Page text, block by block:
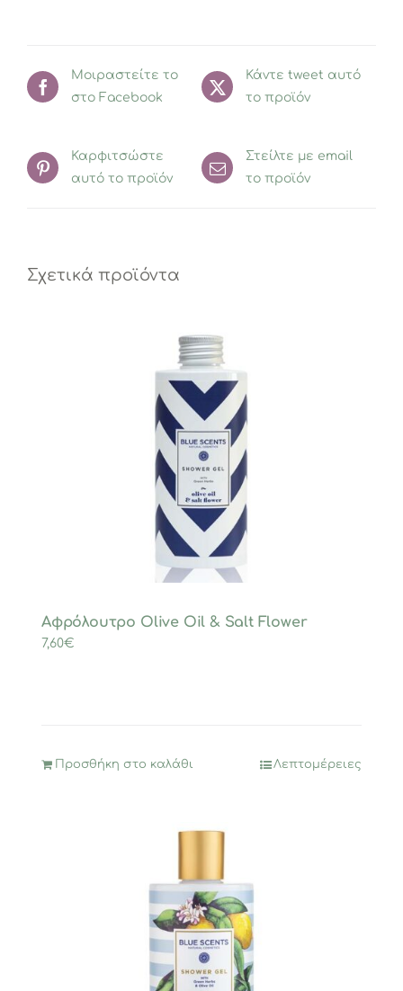
Μοιραστείτε το
στο Facebook
Κάντε tweet αυτό
το προϊόν
Καρφιτσώστε
αυτό το προϊόν
Στείλτε με email
το προϊόν
Σχετικά προϊόντα
Αφρόλουτρο Olive Oil & Salt Flower
7,60€
Προσθήκη στο καλάθι Λεπτομέρειες